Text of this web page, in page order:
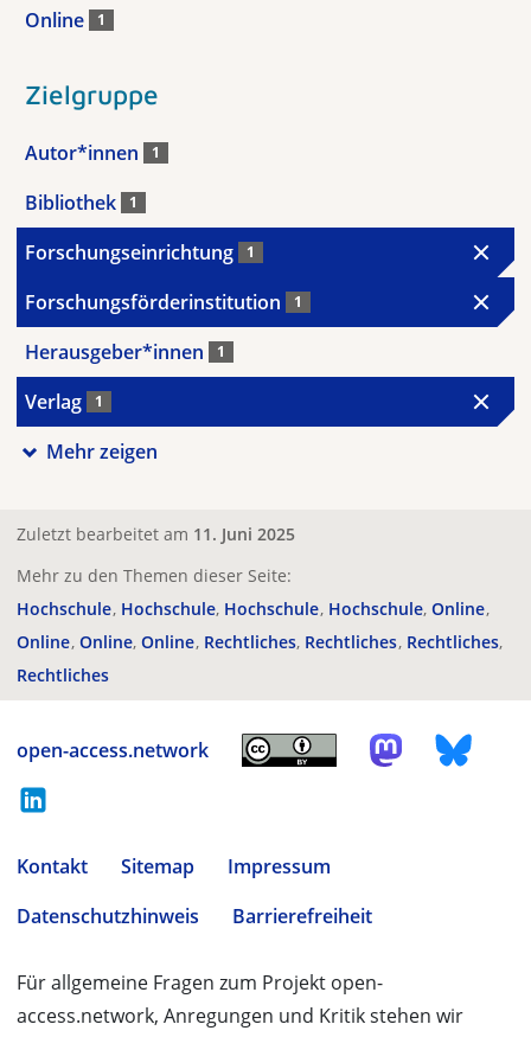
Online 1
Zielgruppe
Autor*innen 1
Bibliothek 1
Forschungseinrichtung 1
Forschungsförderinstitution 1
Herausgeber*innen 1
Verlag 1
Mehr zeigen
Zuletzt bearbeitet am 11. Juni 2025
Mehr zu den Themen dieser Seite:
Hochschule Hochschule Hochschule Hochschule Online
Online Online Online Rechtliches Rechtliches Rechtliches
Rechtliches
open-access.network
Kontakt Sitemap
Impressum
Datenschutzhinweis
Barrierefreiheit
Für allgemeine Fragen zum Projekt open-
access.network, Anregungen und Kritik stehen wir